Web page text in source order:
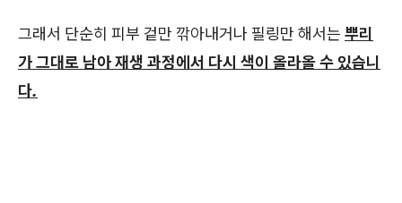
그래서 단순히 피부 겉만 깎아내거나 필링만 해서는 뿌리
가 그대로 남아 재생 과정에서 다시 색이 올라올 수 있습니
다.